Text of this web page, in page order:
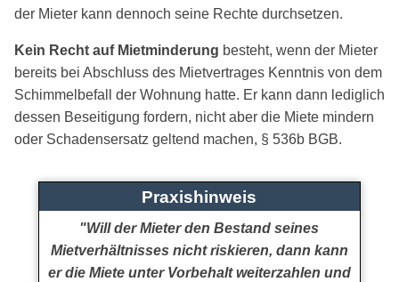
der Mieter kann dennoch seine Rechte durchsetzen.
Kein Recht auf Mietminderung besteht, wenn der Mieter
bereits bei Abschluss des Mietvertrages Kenntnis von dem
Schimmelbefall der Wohnung hatte. Er kann dann lediglich
dessen Beseitigung fordern, nicht aber die Miete mindern
oder Schadensersatz geltend machen, § 536b BGB.
Praxishinweis
"Will der Mieter den Bestand seines
Mietverhältnisses nicht riskieren, dann kann
er die Miete unter Vorbehalt weiterzahlen und